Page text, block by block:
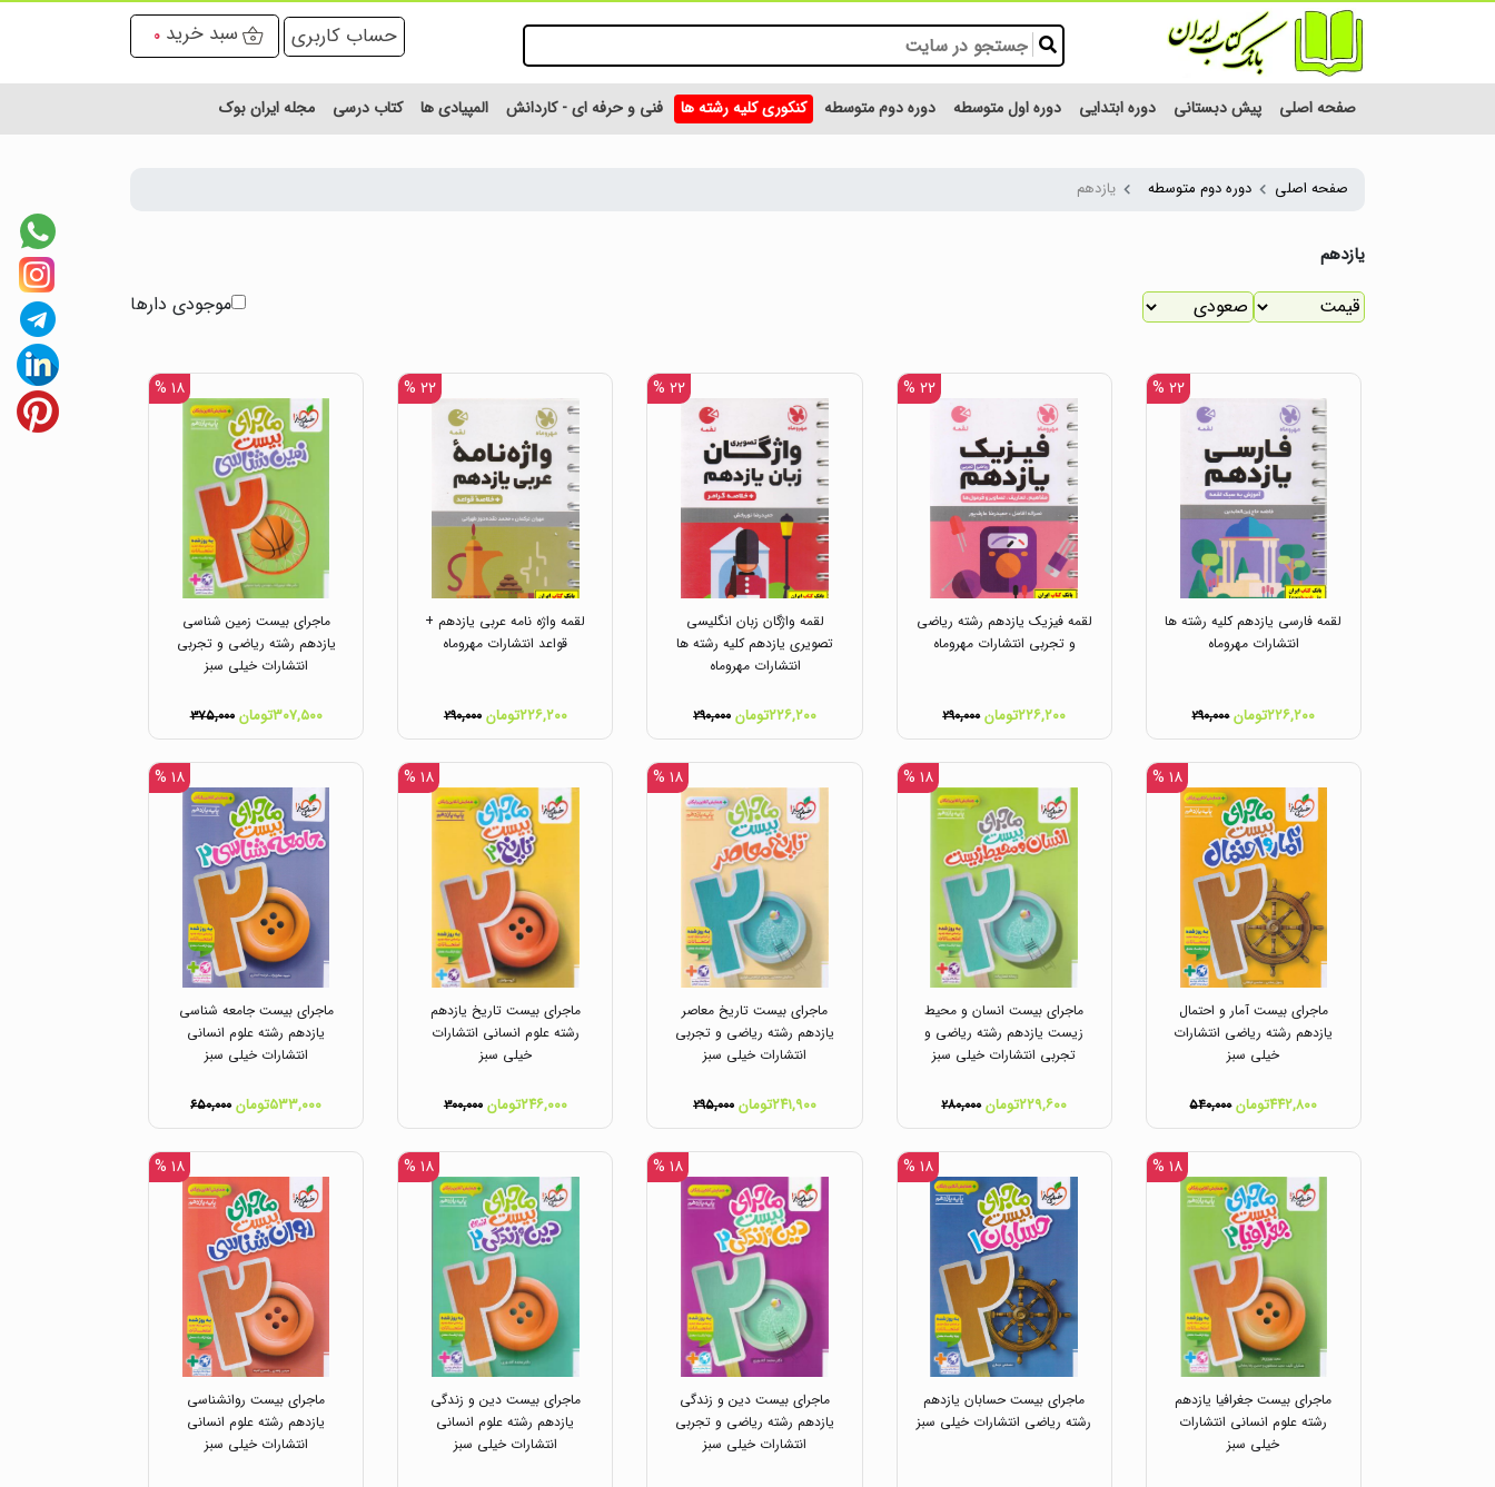
حساب کاربری سبد خرید 0
صفحه اصلی پیش دبستانی دوره ابتدایی دوره اول متوسطه دوره دوم متوسطه کنکوری کلیه رشته ها فنی و حرفه ای - کاردانش المپیادی ها کتاب درسی مجله ایران بوک
صفحه اصلی دوره دوم متوسطه یازدهم
یازدهم
موجودی دارها
۲۲ %
لقمه فارسی یازدهم کلیه رشته ها
انتشارات مهروماه
۲۲۶,۲۰۰تومان ۲۹۰,۰۰۰
۲۲ %
لقمه فیزیک یازدهم رشته ریاضی
و تجربی انتشارات مهروماه
۲۲۶,۲۰۰تومان ۲۹۰,۰۰۰
۲۲ %
لقمه واژگان زبان انگلیسی
تصویری یازدهم کلیه رشته ها
انتشارات مهروماه
۲۲۶,۲۰۰تومان ۲۹۰,۰۰۰
۲۲ %
لقمه واژه نامه عربی یازدهم +
قواعد انتشارات مهروماه
۲۲۶,۲۰۰تومان ۲۹۰,۰۰۰
۱۸ %
ماجرای بیست زمین شناسی
یازدهم رشته ریاضی و تجربی
انتشارات خیلی سبز
۳۰۷,۵۰۰تومان ۳۷۵,۰۰۰
۱۸ %
ماجرای بیست آمار و احتمال
یازدهم رشته ریاضی انتشارات
خیلی سبز
۴۴۲,۸۰۰تومان ۵۴۰,۰۰۰
۱۸ %
ماجرای بیست انسان و محیط
زیست یازدهم رشته ریاضی و
تجربی انتشارات خیلی سبز
۲۲۹,۶۰۰تومان ۲۸۰,۰۰۰
۱۸ %
ماجرای بیست تاریخ معاصر
یازدهم رشته ریاضی و تجربی
انتشارات خیلی سبز
۲۴۱,۹۰۰تومان ۲۹۵,۰۰۰
۱۸ %
ماجرای بیست تاریخ یازدهم
رشته علوم انسانی انتشارات
خیلی سبز
۲۴۶,۰۰۰تومان ۳۰۰,۰۰۰
۱۸ %
ماجرای بیست جامعه شناسی
یازدهم رشته علوم انسانی
انتشارات خیلی سبز
۵۳۳,۰۰۰تومان ۶۵۰,۰۰۰
۱۸ %
ماجرای بیست جغرافیا یازدهم
رشته علوم انسانی انتشارات
خیلی سبز
۱۸ %
ماجرای بیست حسابان یازدهم
رشته ریاضی انتشارات خیلی سبز
۱۸ %
ماجرای بیست دین و زندگی
یازدهم رشته ریاضی و تجربی
انتشارات خیلی سبز
۱۸ %
ماجرای بیست دین و زندگی
یازدهم رشته علوم انسانی
انتشارات خیلی سبز
۱۸ %
ماجرای بیست روانشناسی
یازدهم رشته علوم انسانی
انتشارات خیلی سبز